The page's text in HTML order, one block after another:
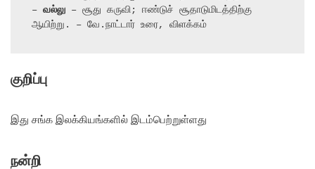
– வல்லு – சூது கருவி; ஈண்டுச் சூதாடுமிடத்திற்கு
ஆயிற்று. – வே.நாட்டார் உரை, விளக்கம்
குறிப்பு
இது சங்க இலக்கியங்களில் இடம்பெற்றுள்ளது
நன்றி